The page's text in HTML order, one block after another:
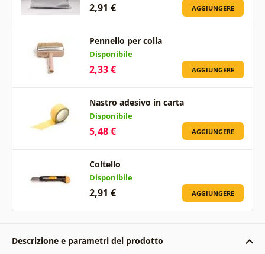
2,91 € AGGIUNGERE
Pennello per colla
Disponibile
2,33 € AGGIUNGERE
Nastro adesivo in carta
Disponibile
5,48 € AGGIUNGERE
Coltello
Disponibile
2,91 € AGGIUNGERE
Descrizione e parametri del prodotto